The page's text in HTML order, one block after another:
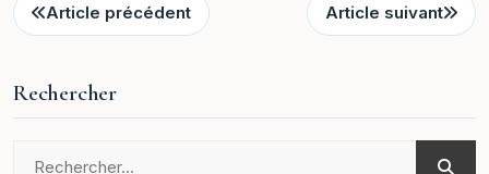
Article précédent Article suivant
Rechercher